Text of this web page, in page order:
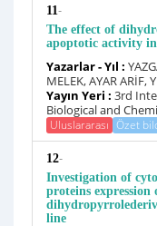
11-
The effect of
apoptotic activity
Yazarlar - Yıl :
MELEK, AYAR ARİF,
Yayın Yeri : 3rd
Biological and
Uluslararası Özet
12-
Investigation of
proteins
line